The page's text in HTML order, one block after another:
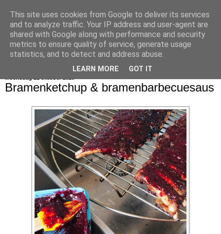
bijna net zo lekker als thuis
Bramenketchup & bramenbarbecuesaus
This site uses cookies from Google to deliver its services
and to analyze traffic. Your IP address and user-agent are
shared with Google along with performance and security
metrics to ensure quality of service, generate usage
statistics, and to detect and address abuse.
LEARN MORE GOT IT